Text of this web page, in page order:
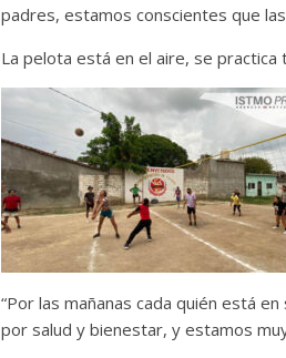
padres, estamos conscientes que
La pelota está en el aire, se
“Por las mañanas cada quién está
por salud y bienestar, y estamos